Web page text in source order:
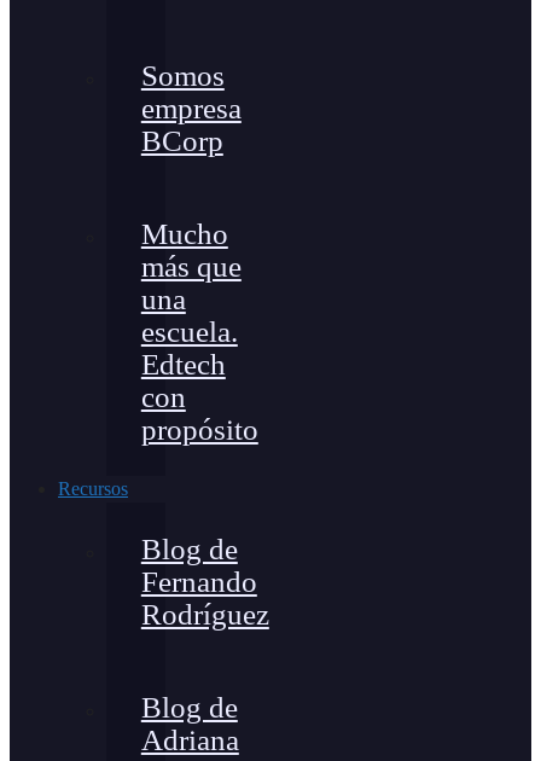
Somos
empresa
BCorp
Mucho
más que
una
escuela.
Edtech
con
propósito
Recursos
Blog de
Fernando
Rodríguez
Blog de
Adriana